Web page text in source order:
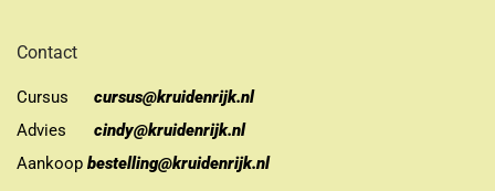
Contact
Cursus
cursus@kruidenrijk.nl
Advies
cindy@kruidenrijk.nl
Aankoop bestelling@kruidenrijk.nl